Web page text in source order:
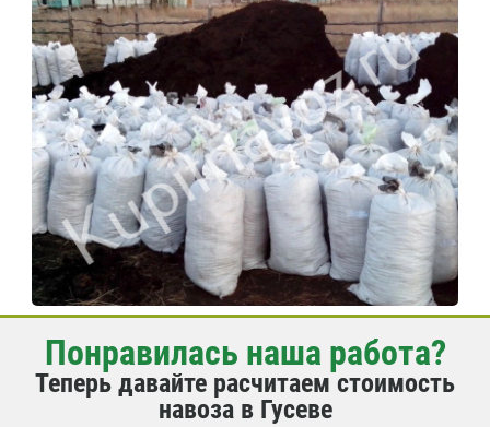
Понравилась наша работа?
Теперь давайте расчитаем стоимость
навоза в Гусеве